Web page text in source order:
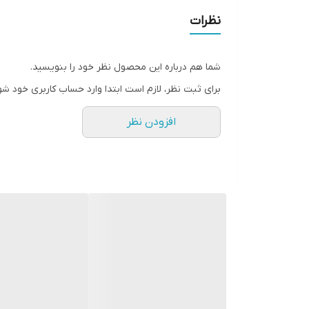
نظرات
شما هم درباره این محصول نظر خود را بنویسید.
برای ثبت نظر، لازم است ابتدا وارد حساب کاربری خود
افزودن نظر